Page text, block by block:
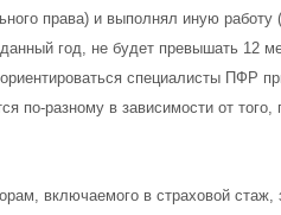
права) и выполнял иную работу
год, не будет превышать 12
специалисты ПФР
по-разному в зависимости от
включаемого в страховой стаж,